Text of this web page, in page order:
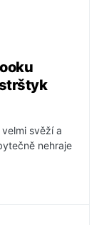
svěží a
nehraje